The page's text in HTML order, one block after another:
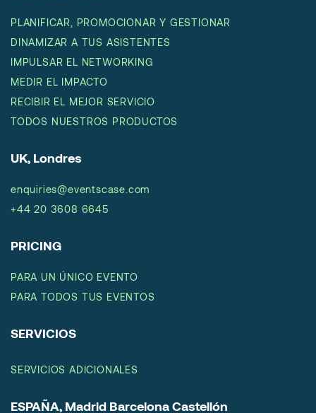
PLANIFICAR, PROMOCIONAR Y GESTIONAR
DINAMIZAR A TUS ASISTENTES
IMPULSAR EL NETWORKING
MEDIR EL IMPACTO
RECIBIR EL MEJOR SERVICIO
TODOS NUESTROS PRODUCTOS
UK, Londres
enquiries@eventscase.com
+44 20 3608 6645
PRICING
PARA UN ÚNICO EVENTO
PARA TODOS TUS EVENTOS
SERVICIOS
SERVICIOS ADICIONALES
ESPAÑA, Madrid Barcelona Castellón